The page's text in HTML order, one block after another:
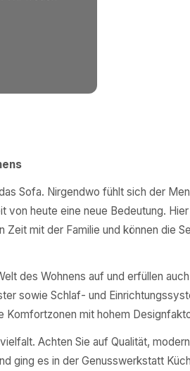
Sofa. Nirgendwo fühlt sich der
heute eine neue Bedeutung.
mit der Familie und können die
des Wohnens auf und erfüllen
sowie Schlaf- und
Komfortzonen mit hohem
Achten Sie auf Qualität,
ging es in der Genusswerkstatt